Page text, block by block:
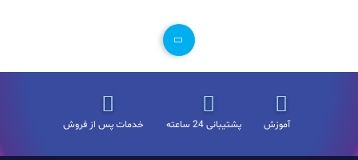
آموزش پشتیبانی 24 ساعته خدمات پس از فروش